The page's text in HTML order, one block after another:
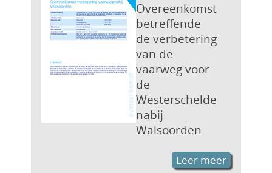
Overeenkomst
betreffende
de verbetering
van de
vaarweg voor
de
Westerschelde
nabij
Walsoorden
Leer meer